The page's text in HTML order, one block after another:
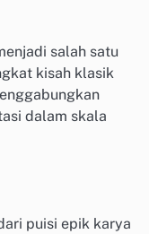
salah satu
kisah klasik
dalam skala
puisi epik karya